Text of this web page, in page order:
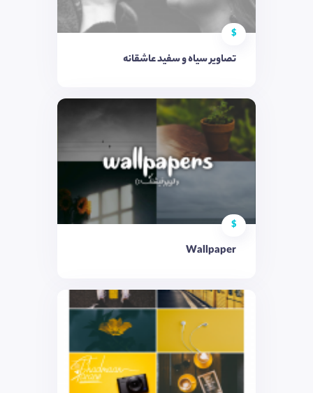
$
تصاویر سیاه و سفید عاشقانه
$
Wallpaper